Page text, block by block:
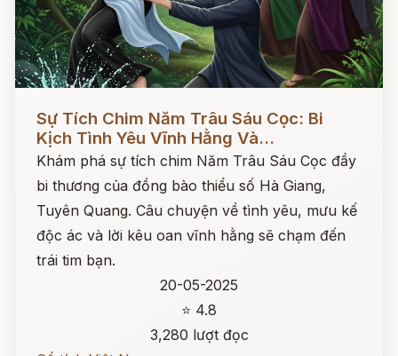
Sự Tích Chim Năm Trâu Sáu Cọc: Bi
Kịch Tình Yêu Vĩnh Hằng Và...
Khám phá sự tích chim Năm Trâu Sáu Cọc đầy
bi thương của đồng bào thiểu số Hà Giang,
Tuyên Quang. Câu chuyện về tình yêu, mưu kế
độc ác và lời kêu oan vĩnh hằng sẽ chạm đến
trái tim bạn.
20-05-2025
⭐ 4.8
3,280 lượt đọc